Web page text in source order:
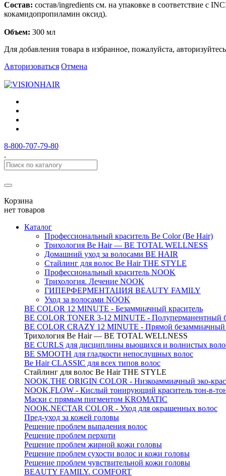
Состав: состав/ingredients см. на упаковке в соответствие с
кокамидопропиламин оксид).
Объем: 300 мл
Для добавления товара в избранное, пожалуйста, авторизуйтесь
Авторизоваться Отмена
8-800-707-79-80
.
Корзина
нет товаров
Каталог
Профессиональный краситель Be Color (Be Hair)
Трихология Be Hair — BE TOTAL WELLNESS
Домашний уход за волосами BE HAIR
Стайлинг для волос Be Hair THE STYLE
Профессиональный краситель NOOK
Трихология. Лечение NOOK
ГИПЕРФЕРМЕНТАЦИЯ BEAUTY FAMILY
Уход за волосами NOOK
BE COLOR 12 MINUTE - Безаммиачный краситель
BE COLOR TONER 3-12 MINUTE - Полуперманентный
BE COLOR CRAZY 12 MINUTE - Прямой безаммиачный
Трихология Be Hair — BE TOTAL WELLNESS
BE CURLS для дисциплины вьющихся и волнистых
BE SMOOTH для гладкости непослушных волос
Be Hair CLASSIC для всех типов волос
Стайлинг для волос Be Hair THE STYLE
NOOK.THE ORIGIN COLOR - Низкоаммиачный эко-
NOOK.FLOW - Кислый тонирующий краситель тон-в-
Маски с прямым пигментом KROMATIC
NOOK.NECTAR COLOR - Уход для окрашенных волос
Пред-уход за кожей головы
Решение проблем выпадения волос
Решение проблем перхоти
Решение проблем жирной кожи головы
Решение проблем сухости волос и кожи головы
Решение проблем чувствительной кожи головы
BEAUTY FAMILY. COMFORT